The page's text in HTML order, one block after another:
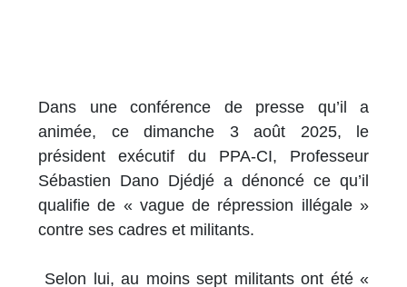
Dans une conférence de presse qu’il a
animée, ce dimanche 3 août 2025, le
président exécutif du PPA-CI, Professeur
Sébastien Dano Djédjé a dénoncé ce qu’il
qualifie de « vague de répression illégale »
contre ses cadres et militants.
Selon lui, au moins sept militants ont été «